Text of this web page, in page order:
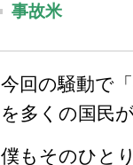
事故米
今回の騒動で
を多くの国民
僕もそのひと